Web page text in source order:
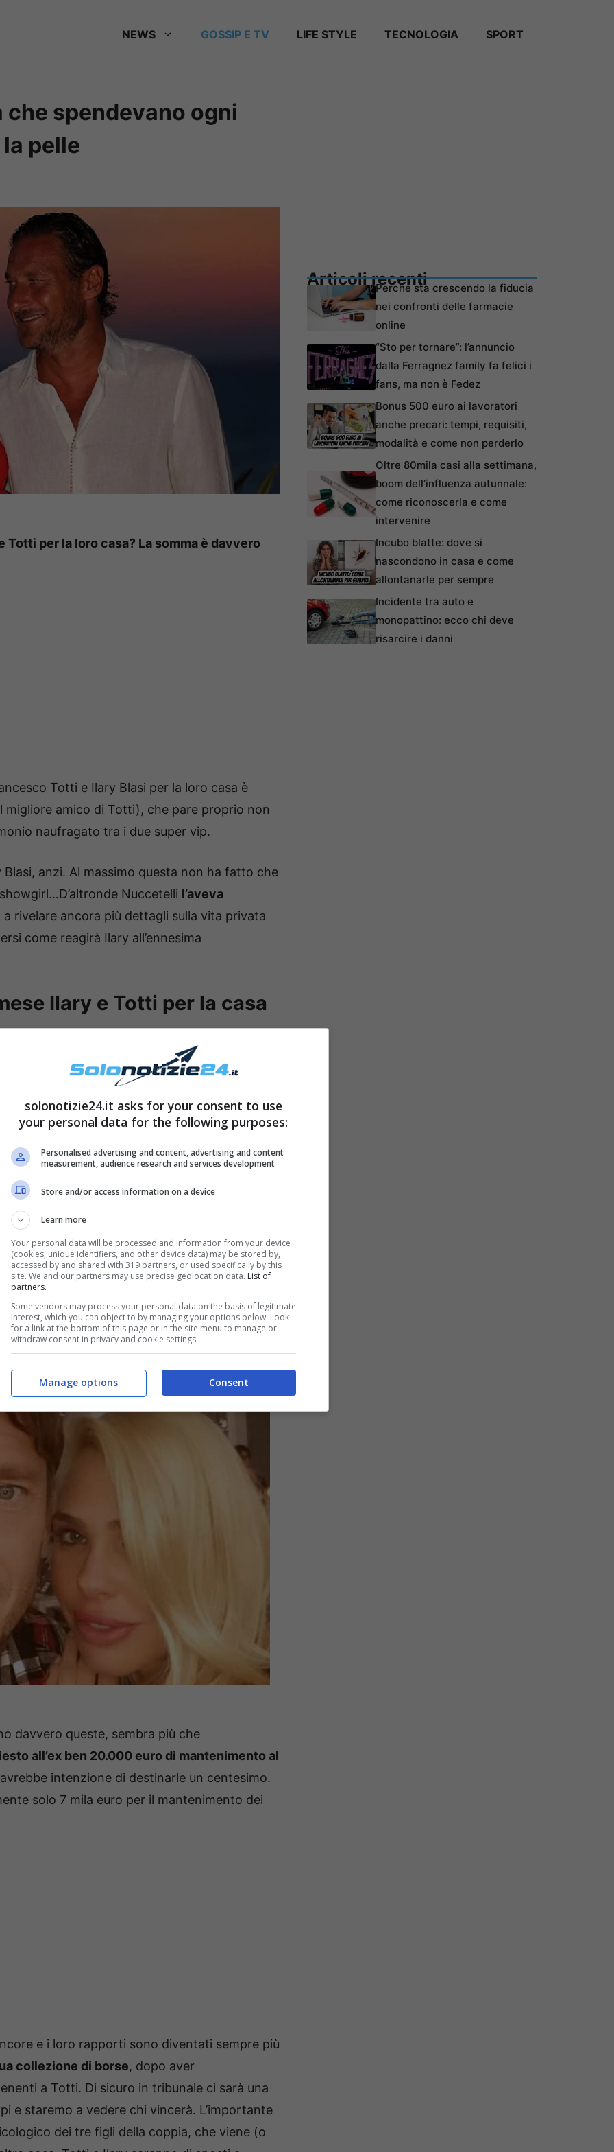
NEWS GOSSIP E TV LIFE STYLE TECNOLOGIA SPORT
che spendevano ogni
pelle
per la loro casa? La somma è davvero
Totti e Ilary Blasi per la loro casa è
amico di Totti), che pare proprio non
naufragato tra i due super vip.
anzi. Al massimo questa non ha fatto che
Nuccetelli l’aveva
rivelare ancora più dettagli sulla vita privata
come reagirà Ilary all’ennesima
Ilary e Totti per la casa
e Totti avevano un tenore di vita molto alto
in “una villa pazzesca. Per mandarla
mese fra personale di servizio e bollette. E le
una volta”. Dichiarazioni molto private che
ma anche lo stesso Francesco Totti.
davvero queste, sembra più che
all’ex ben 20.000 euro di mantenimento al
intenzione di destinarle un centesimo.
solo 7 mila euro per il mantenimento dei
e i loro rapporti sono diventati sempre più
collezione di borse, dopo aver
a Totti. Di sicuro in tribunale ci sarà una
e staremo a vedere chi vincerà. L’importante
dei tre figli della coppia, che viene (o
Articoli recentiPerché sta crescendo la fiducia
nei confronti delle farmacie
online
“Sto per tornare”: l’annuncio
dalla Ferragnez family fa felici i
fans, ma non è Fedez
Bonus 500 euro ai lavoratori
anche precari: tempi, requisiti,
modalità e come non perderlo
Oltre 80mila casi alla settimana,
boom dell’influenza autunnale:
come riconoscerla e come
intervenire
Incubo blatte: dove si
nascondono in casa e come
allontanarle per sempre
Incidente tra auto e
monopattino: ecco chi deve
risarcire i danni
solonotizie24.it asks for your consent to use
your personal data for the following purposes:
Personalised advertising and content, advertising and content
measurement, audience research and services development
Store and/or access information on a device
Learn more
Your personal data will be processed and information from your device
(cookies, unique identifiers, and other device data) may be stored by,
accessed by and shared with 319 partners, or used specifically by this
site. We and our partners may use precise geolocation data. List of
partners.
Some vendors may process your personal data on the basis of legitimate
interest, which you can object to by managing your options below. Look
for a link at the bottom of this page or in the site menu to manage or
withdraw consent in privacy and cookie settings.
Consent
Manage options